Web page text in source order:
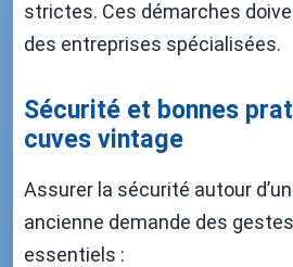
strictes. Ces démarches
des entreprises spécialisées.
Sécurité et bonnes
cuves vintage
Assurer la sécurité autour
ancienne demande des
essentiels :